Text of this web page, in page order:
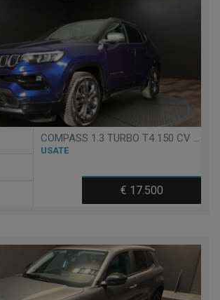
USATE
€ 17.500